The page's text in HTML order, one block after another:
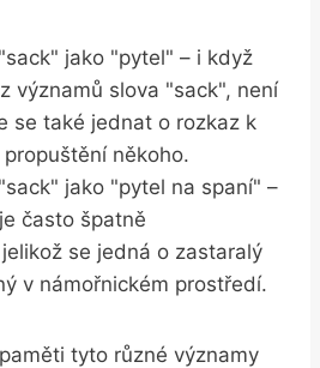
jako "pytel" – i když
významů slova "sack", není
se také jednat o rozkaz k
někoho.
jako "pytel na spaní" –
často špatně
se jedná o zastaralý
v námořnickém prostředí.
tyto různé významy